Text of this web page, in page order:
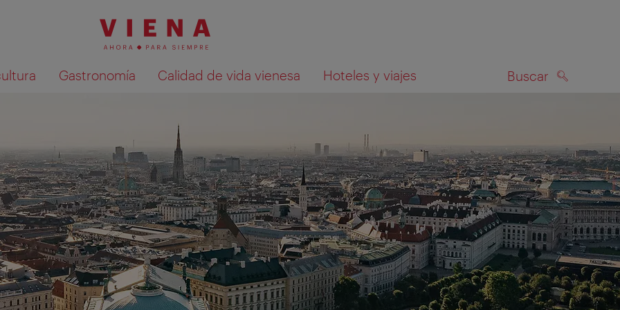
Gastronomía Calidad de vida vienesa Hoteles y viajes Buscar